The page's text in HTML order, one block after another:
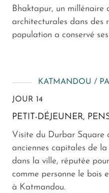
Bhaktapur, un millénaire
architecturales dans des
population a conservé
KATMANDOU /
JOUR 14
PETIT-DÉJEUNER,
Visite du Durbar Square
anciennes capitales de
dans la ville, réputée
comme personne le bois
à Katmandou.